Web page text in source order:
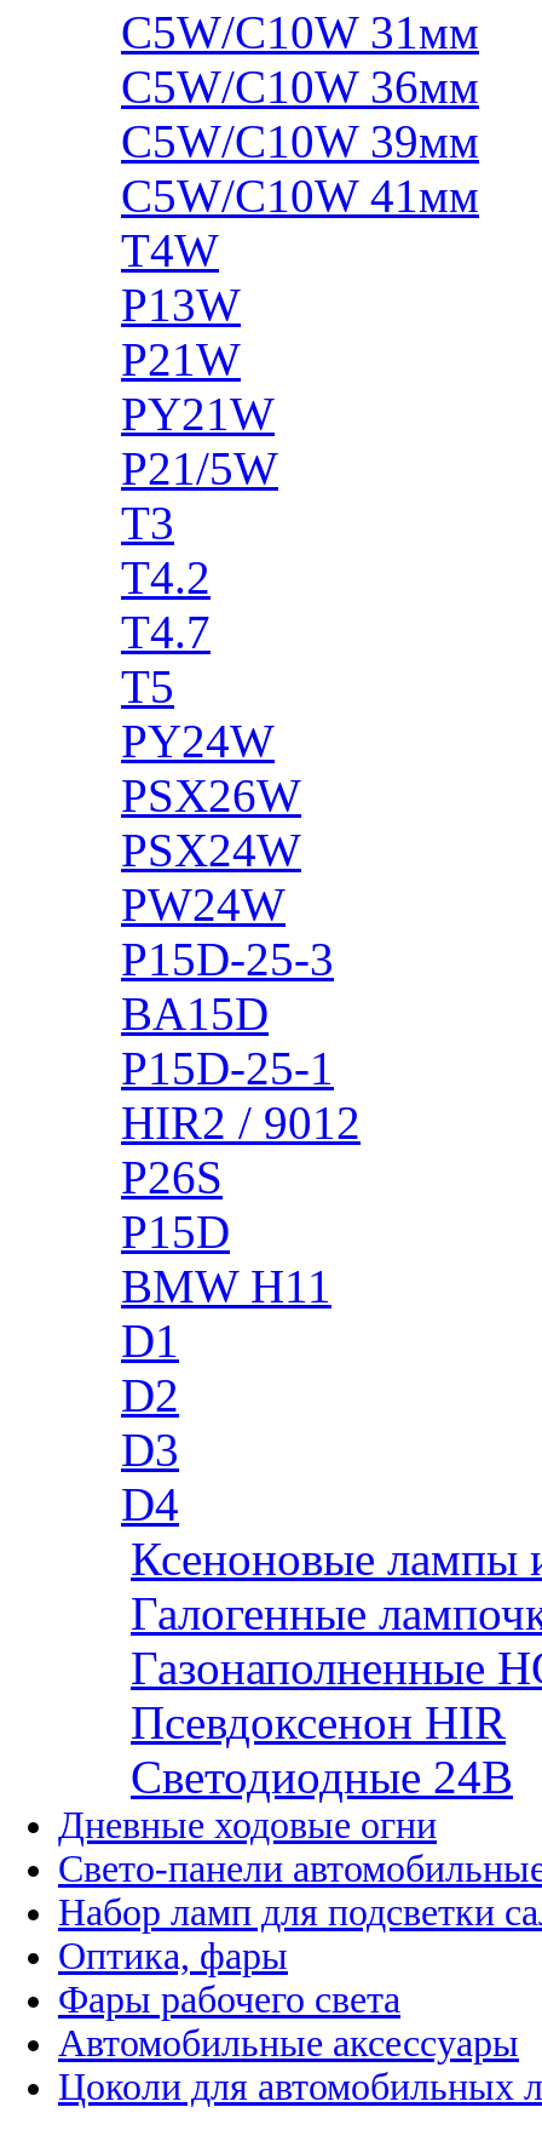
C5W/C10W 31мм
C5W/C10W 36мм
C5W/C10W 39мм
C5W/C10W 41мм
T4W
P13W
P21W
PY21W
P21/5W
T3
T4.2
T4.7
T5
PY24W
PSX26W
PSX24W
PW24W
P15D-25-3
BA15D
P15D-25-1
HIR2 / 9012
P26S
P15D
BMW H11
D1
D2
D3
D4
Ксеноновые лампы
Галогенные
Газонаполненные
Псевдоксенон HIR
Cветодиодные 24B
Дневные ходовые огни
Свето-панели
Набор ламп для подсветки
Оптика, фары
Фары рабочего света
Автомобильные аксессуары
Цоколи для автомобильных